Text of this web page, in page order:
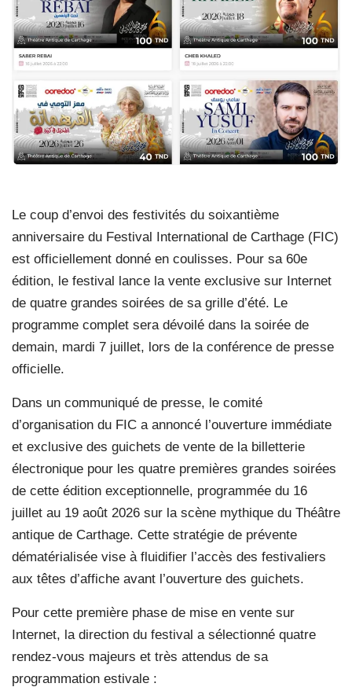
Le coup d’envoi des festivités du soixantième
anniversaire du Festival International de Carthage (FIC)
est officiellement donné en coulisses. Pour sa 60e
édition, le festival lance la vente exclusive sur Internet
de quatre grandes soirées de sa grille d’été. Le
programme complet sera dévoilé dans la soirée de
demain, mardi 7 juillet, lors de la conférence de presse
officielle.
Dans un communiqué de presse, le comité
d’organisation du FIC a annoncé l’ouverture immédiate
et exclusive des guichets de vente de la billetterie
électronique pour les quatre premières grandes soirées
de cette édition exceptionnelle, programmée du 16
juillet au 19 août 2026 sur la scène mythique du Théâtre
antique de Carthage. Cette stratégie de prévente
dématérialisée vise à fluidifier l’accès des festivaliers
aux têtes d’affiche avant l’ouverture des guichets.
Pour cette première phase de mise en vente sur
Internet, la direction du festival a sélectionné quatre
rendez-vous majeurs et très attendus de sa
programmation estivale :